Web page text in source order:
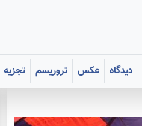
دیدگاه عکس تروریسم تجزیه